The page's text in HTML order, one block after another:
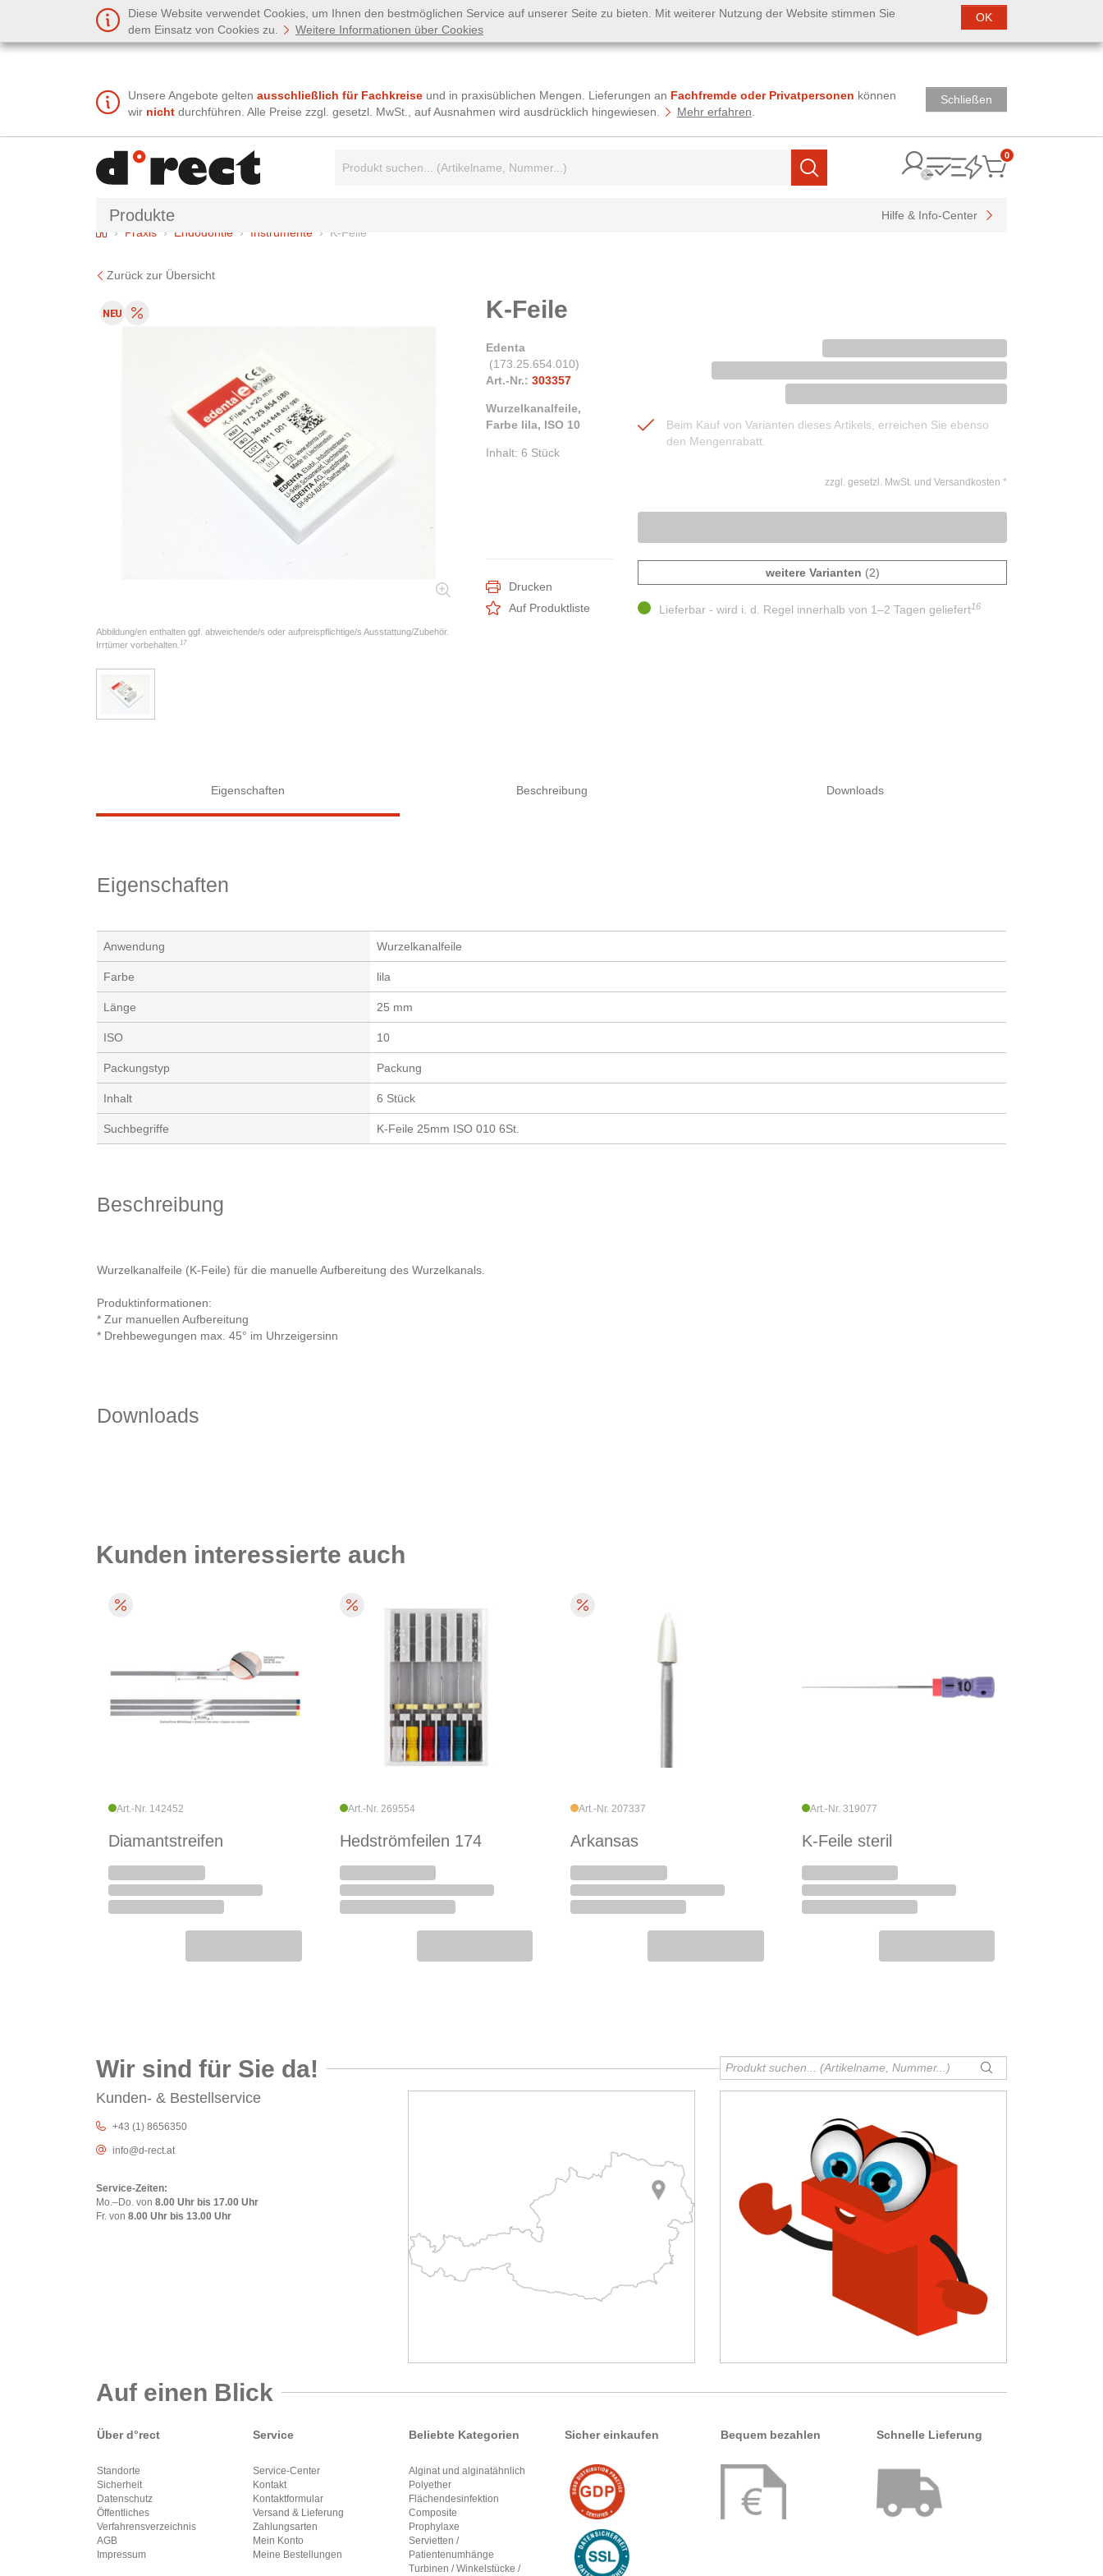
Diese Website verwendet Cookies, um Ihnen den bestmöglichen Service auf unserer Seite zu bieten. Mit weiterer Nutzung der Website stimmen Sie
dem Einsatz von Cookies zu.
Weitere Informationen über Cookies
OK
Unsere Angebote gelten ausschließlich für Fachkreise und in praxisüblichen Mengen. Lieferungen an Fachfremde oder Privatpersonen können
wir nicht durchführen. Alle Preise zzgl. gesetzl. MwSt., auf Ausnahmen wird ausdrücklich hingewiesen. Mehr erfahren
Schließen
Suchen
0Items
Produkte
Hilfe & Info-Center
HomePraxis Endodontie Instrumente K-Feile
Zurück zur Übersicht
Abbildung/en enthalten ggf. abweichende/s oder aufpreispflichtige/s Ausstattung/Zubehör.
Irrtümer vorbehalten. 17
K-Feile
Beim Kauf von Varianten dieses Artikels, erreichen Sie ebenso
den Mengenrabatt.
Edenta
(173.25.654.010)
Art.-Nr.: 303357
Wurzelkanalfeile,
Farbe lila, ISO 10
Inhalt: 6 Stück
Drucken
Auf Produktliste
zzgl. gesetzl. MwSt. und Versandkosten *
weitere Varianten (2)
Lieferbar - wird i. d. Regel innerhalb von 1–2 Tagen geliefert16
Eigenschaften Beschreibung Downloads
Eigenschaften
Anwendung Wurzelkanalfeile
Farbe lila
Länge 25 mm
ISO 10
Packungstyp Packung
Inhalt 6 Stück
Suchbegriffe K-Feile 25mm ISO 010 6St.
Beschreibung
Wurzelkanalfeile (K-Feile) für die manuelle Aufbereitung des Wurzelkanals.
Produktinformationen:
* Zur manuellen Aufbereitung
* Drehbewegungen max. 45° im Uhrzeigersinn
Downloads
Kunden interessierte auch
Art.-Nr. 142452
Diamantstreifen
Art.-Nr. 269554
Hedströmfeilen 174
Art.-Nr. 207337
Arkansas
Art.-Nr. 319077
K-Feile steril
Wir sind für Sie da!
Kunden- & Bestellservice
+43 (1) 8656350
info@d-rect.at
Service-Zeiten:
Mo.–Do. von 8.00 Uhr bis 17.00 Uhr
Fr. von 8.00 Uhr bis 13.00 Uhr
Auf einen Blick
Über d°rect
Standorte
Sicherheit
Datenschutz
Öffentliches
Verfahrensverzeichnis
AGB
Impressum
Service
Service-Center
Kontakt
Kontaktformular
Versand & Lieferung
Zahlungsarten
Mein Konto
Meine Bestellungen
Beliebte Kategorien
Alginat und alginatähnlich
Polyether
Flächendesinfektion
Composite
Prophylaxe
Servietten /
Patientenumhänge
Turbinen / Winkelstücke /
Sicher einkaufen Bequem bezahlen Schnelle Lieferung